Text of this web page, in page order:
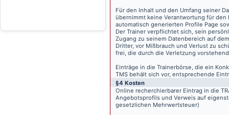
Für den Inhalt und den Umfang seiner
übernimmt keine Verantwortung für den
automatisch generierten Profile Page
Der Trainer verpflichtet sich, sein
Zugang zu seinem Datenbereich auf
Dritter, vor Mißbrauch und Verlust zu
frei, die durch die Verletzung
Einträge in die Trainerbörse, die ein
TMS behält sich vor, entsprechende
§4 Kosten
Online recherchierbarer Eintrag in die
Angebotsprofils und Verweis auf
gesetzlichen Mehrwertsteuer)